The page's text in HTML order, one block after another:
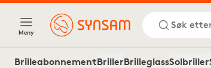
Meny
Søk
BrilleabonnementBrillerBrilleglassSolbriller